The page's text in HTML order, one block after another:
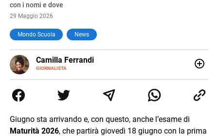
con i nomi e dove
29 Maggio 2026
Mondo Scuola News
Camilla Ferrandi
GIORNALISTA
E-
MAIL
LINKEDIN
di trasformare la passione per la scrittura in un lavoro, e
da lì non mi sono più fermata. L’attualità è il mio pane
mente.
Giugno sta arrivando e, con questo, anche l’esame di
Maturità 2026, che partirà giovedì 18 giugno con la prima